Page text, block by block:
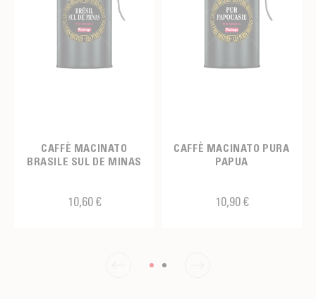
CAFFÈ MACINATO
BRASILE SUL DE MINAS
10,60 €
CAFFÈ MACINATO PURA
PAPUA
10,90 €